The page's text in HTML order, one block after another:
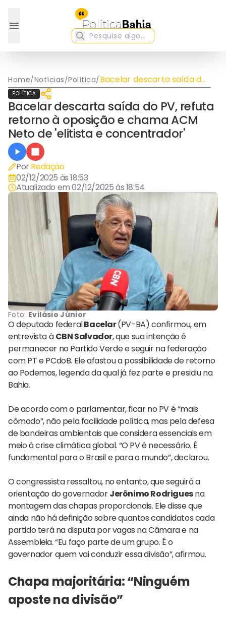
Home/Notícias/Política/Bacelar descarta saída do
PV, refuta retorno à
oposição e chama ACM
Neto de 'elitista e
concentrador'
POLÍTICA
Bacelar descarta saída do PV, refuta
retorno à oposição e chama ACM
Neto de 'elitista e concentrador'
Por Redação
02/12/2025 às 18:53
Atualizado em02/12/2025 às 18:54
Foto: Evilásio Júnior
O deputado federalBacelar(PV-BA) confirmou, em
entrevista àCBN Salvador, que sua intenção é
permanecer no Partido Verde e seguir na federação
com PT e PCdoB. Ele afastou a possibilidade de retorno
ao Podemos, legenda da qual já fez parte e presidiu na
Bahia.
De acordo com o parlamentar, ficar no PV é “mais
cômodo”, não pela facilidade política, mas pela defesa
de bandeiras ambientais que considera essenciais em
meio à crise climática global. “O PV é necessário. É
fundamental para o Brasil e para o mundo”, declarou.
O congressista ressaltou, no entanto, que seguirá a
orientação do governadorJerônimo Rodriguesna
montagem das chapas proporcionais. Ele disse que
ainda não há definição sobre quantos candidatos cada
partido terá na disputa por vagas na Câmara e na
Assembleia. “Eu faço parte de um grupo. É o
governador quem vai conduzir essa divisão”, afirmou.
Chapa majoritária: “Ninguém
aposte na divisão”